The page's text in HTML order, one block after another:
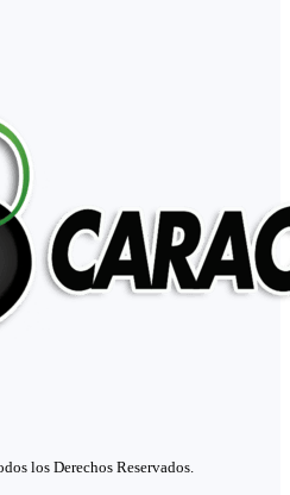
los Derechos Reservados.